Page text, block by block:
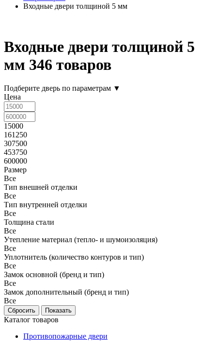
Входные двери толщиной 5 мм
Входные двери толщиной 5
мм 346 товаров
Подберите дверь по параметрам ▼
Цена
15000
161250
307500
453750
600000
Размер
Все
Тип внешней отделки
Все
Тип внутренней отделки
Все
Толщина стали
Все
Утепление материал (тепло- и шумоизоляция)
Все
Уплотнитель (количество контуров и тип)
Все
Замок основной (бренд и тип)
Все
Замок дополнительный (бренд и тип)
Все
Каталог товаров
Противопожарные двери